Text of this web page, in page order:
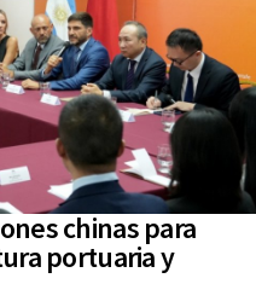
chinas para
portuaria y